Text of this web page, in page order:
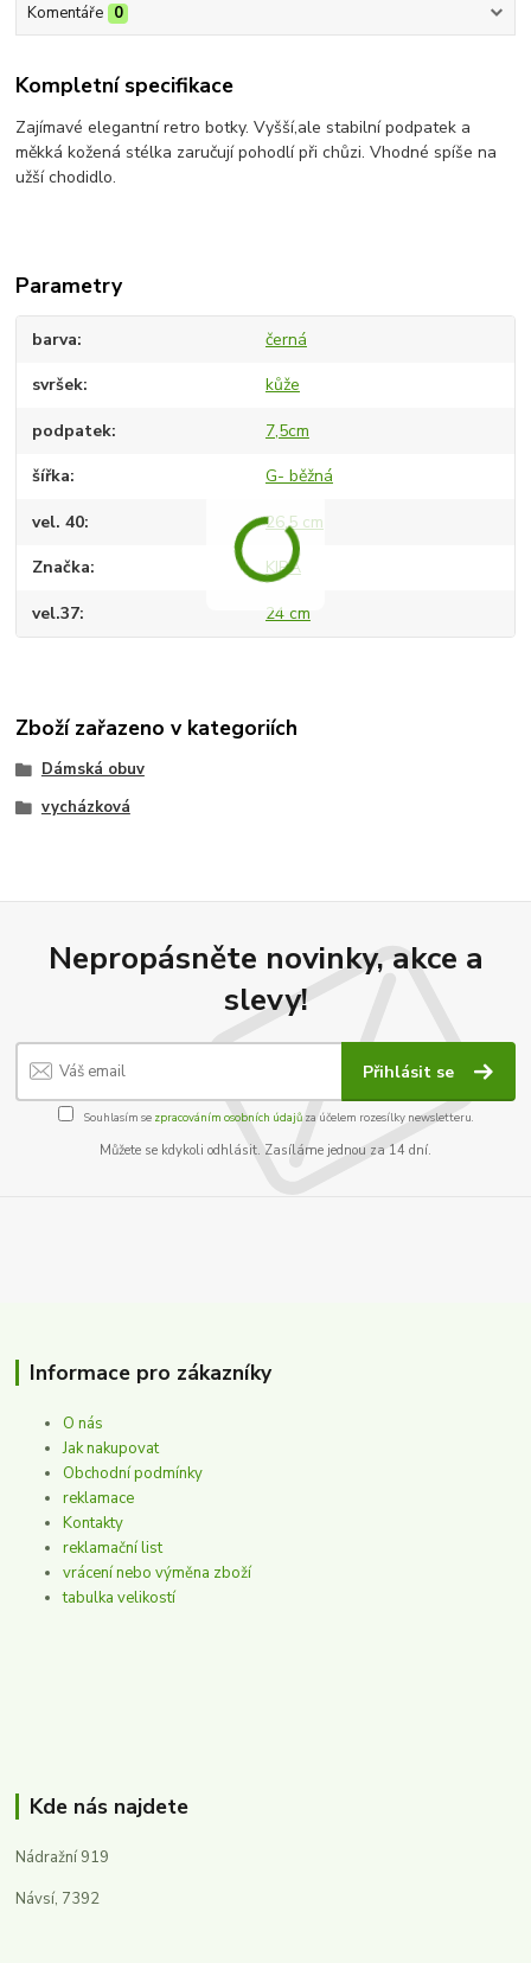
Komentáře 0
Kompletní specifikace
Zajímavé elegantní retro botky. Vyšší,ale stabilní podpatek a
měkká kožená stélka zaručují pohodlí při chůzi. Vhodné spíše na
užší chodidlo.
Parametry
barva černá
svršek kůže
podpatek 7,5cm
šířka G- běžná
vel. 40 26,5 cm
Značka KIRA
vel.37 24 cm
Zboží zařazeno v kategoriích
Dámská obuv
vycházková
Nepropásněte novinky, akce a
slevy!
Přihlásit se
Souhlasím se zpracováním osobních údajůza účelem rozesílky newsletteru.
Můžete se kdykoli odhlásit. Zasíláme jednou za 14 dní.
Informace pro zákazníky
O nás
Jak nakupovat
Obchodní podmínky
reklamace
Kontakty
reklamační list
vrácení nebo výměna zboží
tabulka velikostí
Kde nás najdete
Nádražní 919
Návsí, 7392